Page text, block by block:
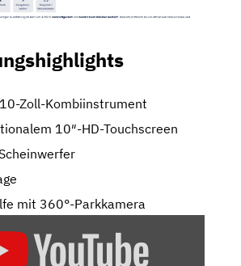
Zoll-Kombiinstrument
10″-HD-Touchscreen
mit 360°-Parkkamera